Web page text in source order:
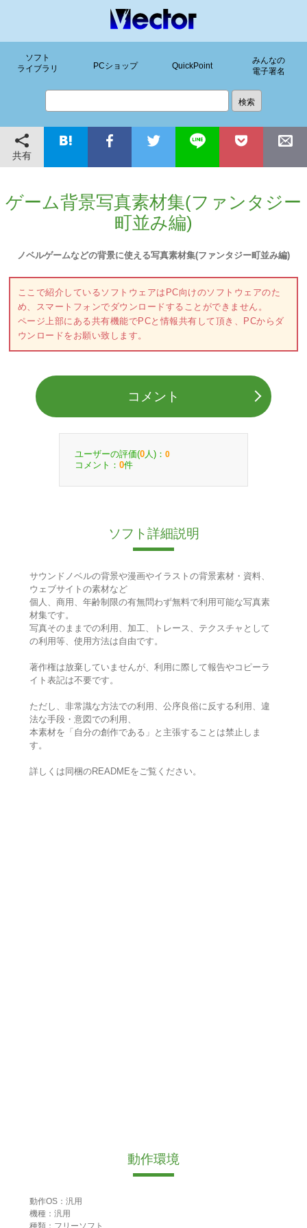
ソフト
ライブラリ
PCショップ QuickPoint
みんなの
電子署名
共有
ゲーム背景写真素材集(ファンタジー
町並み編)
ノベルゲームなどの背景に使える写真素材集(ファンタジー町並み編)
ここで紹介しているソフトウェアはPC向けのソフトウェアのた
め、スマートフォンでダウンロードすることができません。
ページ上部にある共有機能でPCと情報共有して頂き、PCからダ
ウンロードをお願い致します。
コメント
ユーザーの評価(0 人)： 0
コメント： 0件
ソフト詳細説明
サウンドノベルの背景や漫画やイラストの背景素材・資料、
ウェブサイトの素材など
個人、商用、年齢制限の有無問わず無料で利用可能な写真素
材集です。
写真そのままでの利用、加工、トレース、テクスチャとして
の利用等、使用方法は自由です。
著作権は放棄していませんが、利用に際して報告やコピーラ
イト表記は不要です。
ただし、非常識な方法での利用、公序良俗に反する利用、違
法な手段・意図での利用、
本素材を「自分の創作である」と主張することは禁止しま
す。
詳しくは同梱のREADMEをご覧ください。
動作環境
動作OS：汎用
機種：汎用